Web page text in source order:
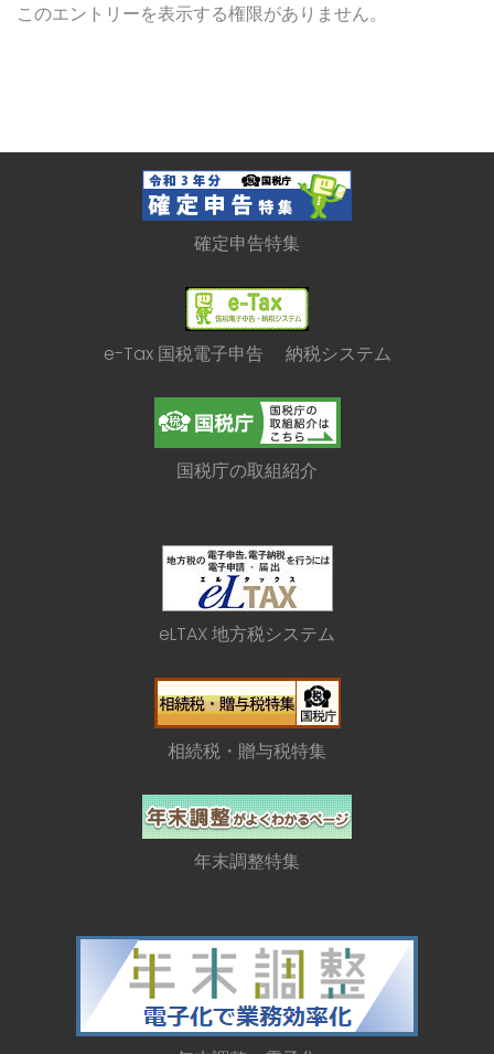
このエントリーを表示する権限がありません。
確定申告特集
e-Tax 国税電子申告 納税システム
国税庁の取組紹介
eLTAX 地方税システム
相続税・贈与税特集
年末調整特集